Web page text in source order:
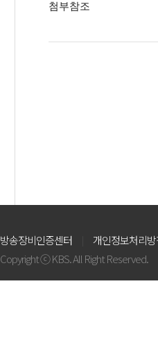
첨부참조
방송장비인증센터
개인정보처리
Copyright ⓒ KBS. All Right Reserved.